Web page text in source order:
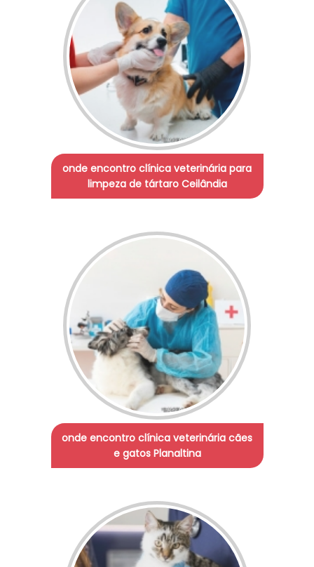
onde encontro clínica veterinária para
limpeza de tártaro Ceilândia
onde encontro clínica veterinária cães
e gatos Planaltina